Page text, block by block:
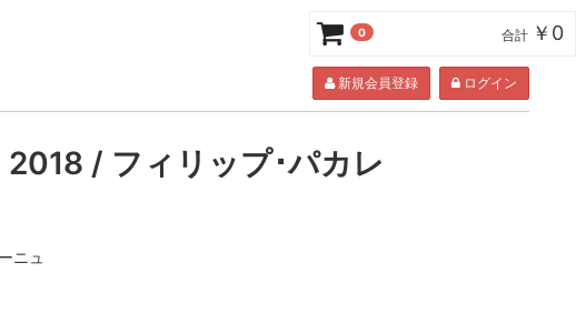
新規会員登録 ログイン
2018 / フィリップ･パカレ
ニュ
0 合計 ￥0